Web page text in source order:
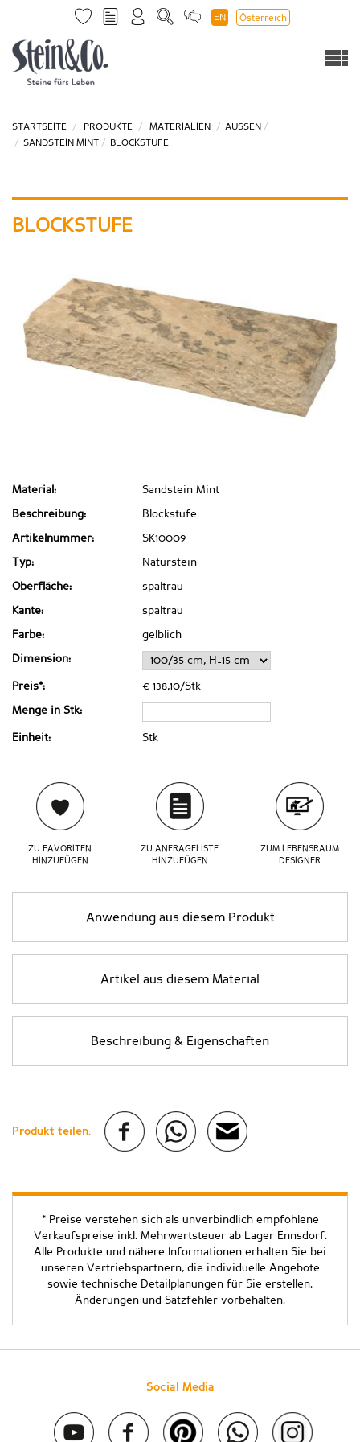
EN Österreich
STARTSEITE PRODUKTE MATERIALIEN
AUSSEN
SANDSTEIN MINT
BLOCKSTUFE
BLOCKSTUFE
Material: Sandstein Mint
Beschreibung: Blockstufe
Artikelnummer: SK10009
Typ: Naturstein
Oberfläche: spaltrau
Kante: spaltrau
Farbe: gelblich
Dimension:
Preis*: € 138,10/Stk
Menge in Stk:
Einheit: Stk
ZU FAVORITEN
HINZUFÜGEN
ZU ANFRAGELISTE
HINZUFÜGEN
ZUM LEBENSRAUM
DESIGNER
Anwendung aus diesem Produkt
Artikel aus diesem Material
Beschreibung & Eigenschaften
Produkt teilen:
* Preise verstehen sich als unverbindlich empfohlene
Verkaufspreise inkl. Mehrwertsteuer ab Lager Ennsdorf.
Alle Produkte und nähere Informationen erhalten Sie bei
unseren Vertriebspartnern, die individuelle Angebote
sowie technische Detailplanungen für Sie erstellen.
Änderungen und Satzfehler vorbehalten.
Social Media